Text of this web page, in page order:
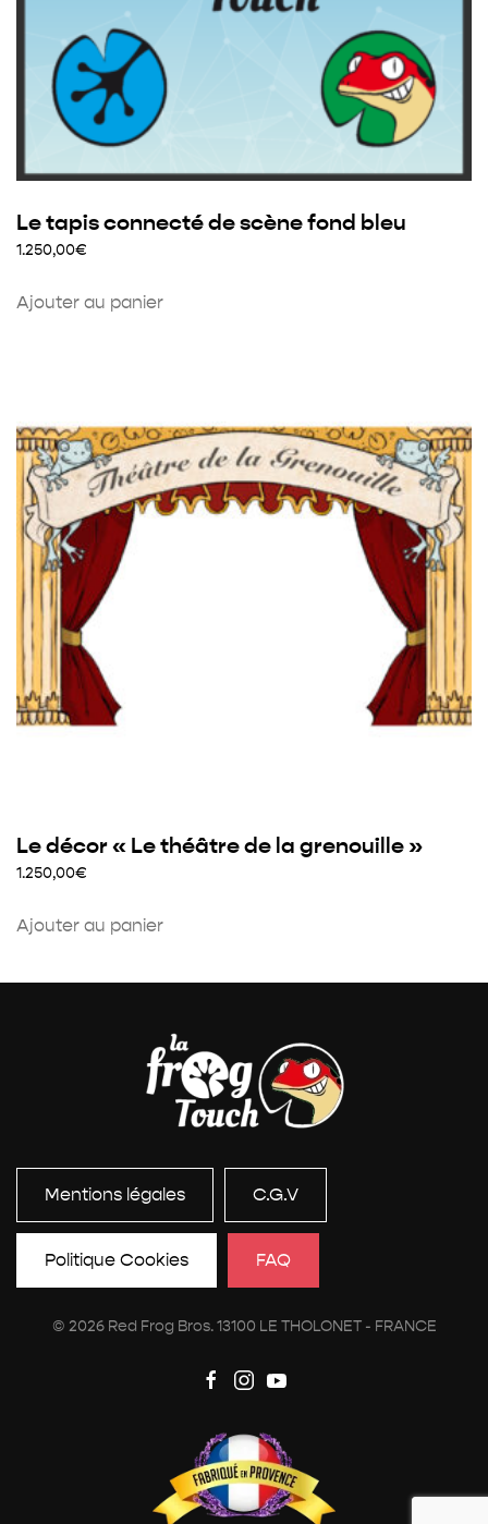
Le tapis connecté de scène fond bleu
1.250,00€
Ajouter au panier
Le décor « Le théâtre de la grenouille »
1.250,00€
Ajouter au panier
Mentions légales C.G.V
Politique Cookies FAQ
© 2026Red Frog Bros. 13100 LE THOLONET - FRANCE